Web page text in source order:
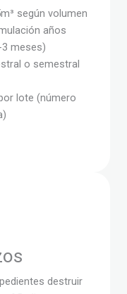
según volumen
años
meses)
o semestral
lote (número
destruir